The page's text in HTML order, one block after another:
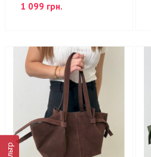
1 099 грн.